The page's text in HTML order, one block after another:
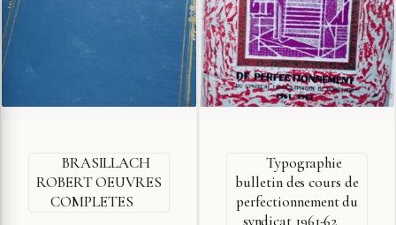
BRASILLACH
ROBERT OEUVRES
COMPLETES
Typographie
bulletin des cours de
perfectionnement du
syndicat 1961-62